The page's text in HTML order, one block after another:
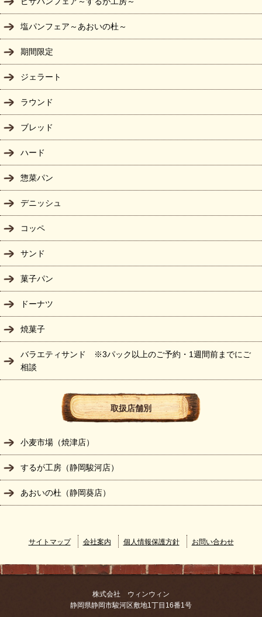
塩パンフェア～あおいの杜～
期間限定
ジェラート
ラウンド
ブレッド
ハード
惣菜パン
デニッシュ
コッペ
サンド
菓子パン
ドーナツ
焼菓子
バラエティサンド ※3パック以上のご予約・1週間前までにご
相談
取扱店舗別
小麦市場（焼津店）
するが工房（静岡駿河店）
あおいの杜（静岡葵店）
サイトマップ 会社案内 個人情報保護方針 お問い合わせ
株式会社 ウィンウィン
静岡県静岡市駿河区敷地1丁目16番1号